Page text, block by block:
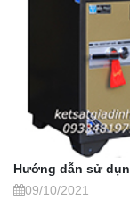
Hướng dẫn sử
09/10/2021